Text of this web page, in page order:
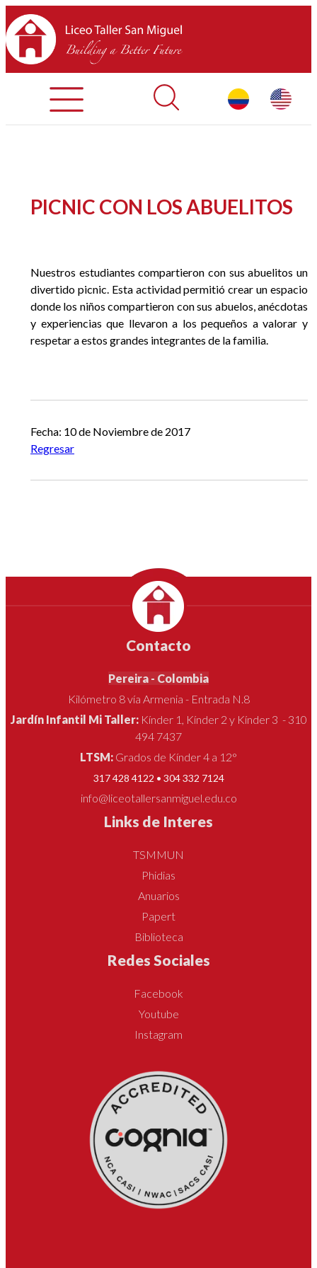
INICIO
EQUIPO
EGRESADOS
PICNIC CON LOS ABUELITOS
Nuestros estudiantes compartieron con sus abuelitos un
divertido picnic. Esta actividad permitió crear un espacio
donde los niños compartieron con sus abuelos, anécdotas
y experiencias que llevaron a los pequeños a valorar y
respetar a estos grandes integrantes de la familia.
Fecha: 10 de Noviembre de 2017
Regresar
Contacto
Pereira - Colombia
Kilómetro 8 vía Armenia - Entrada N.8
Jardín Infantil Mi Taller: Kínder 1, Kínder 2 y Kínder 3 - 310
494 7437
LTSM: Grados de Kínder 4 a 12°
317 428 4122 • 304 332 7124
info@liceotallersanmiguel.edu.co
Links de Interes
TSMMUN
Phidias
Anuarios
Papert
Biblioteca
Redes Sociales
Facebook
Youtube
Instagram